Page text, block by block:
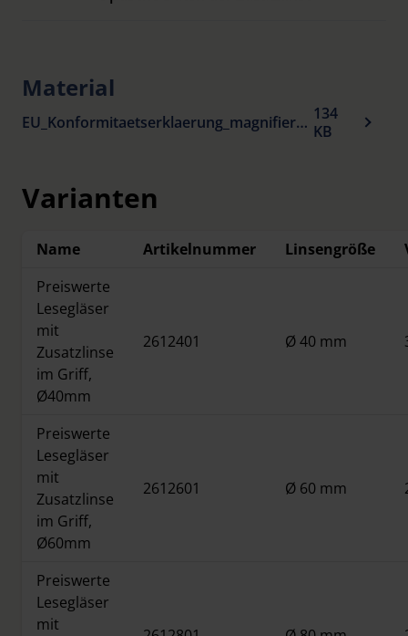
Material
EU_Konformitaetserklaerung_magnifiers_de.pdf 134
KB
Varianten
Name Artikelnummer Linsengröße
Preiswerte
Lesegläser
mit
Zusatzlinse
im Griff,
Ø40mm
2612401 Ø 40 mm
Preiswerte
Lesegläser
mit
Zusatzlinse
im Griff,
Ø60mm
2612601 Ø 60 mm
Preiswerte
Lesegläser
mit